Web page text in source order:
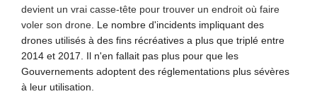
devient un vrai casse-tête pour trouver un endroit où faire
voler son drone. Le nombre d'incidents impliquant des
drones utilisés à des fins récréatives a plus que triplé entre
2014 et 2017. Il n'en fallait pas plus pour que les
Gouvernements adoptent des réglementations plus sévères
à leur utilisation.